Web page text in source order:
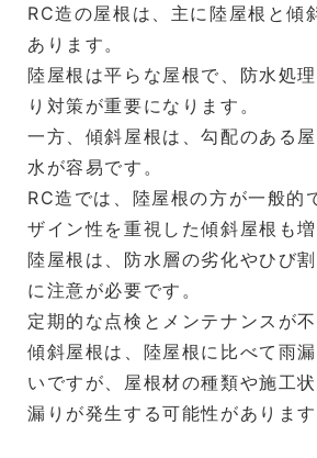
RC造の屋根は、主に陸屋根と傾
あります。
陸屋根は平らな屋根で、防水処
り対策が重要になります。
一方、傾斜屋根は、勾配のある
水が容易です。
RC造では、陸屋根の方が一般的
ザイン性を重視した傾斜屋根も増
陸屋根は、防水層の劣化やひび
に注意が必要です。
定期的な点検とメンテナンスが不
傾斜屋根は、陸屋根に比べて雨
いですが、屋根材の種類や施工
漏りが発生する可能性があります